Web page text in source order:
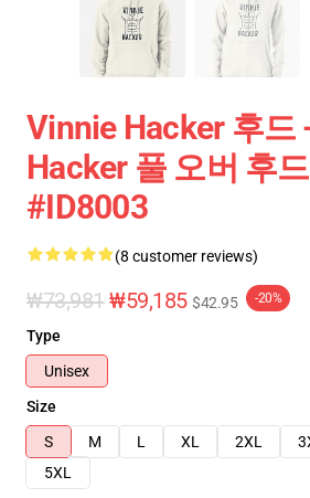
Vinnie Hacker 후드
Hacker 풀 오버 후
#ID8003
(8 customer reviews)
₩73,981 ₩59,185 $42.95 -20%
Type
Unisex
Size
S
M L XL 2XL
5XL